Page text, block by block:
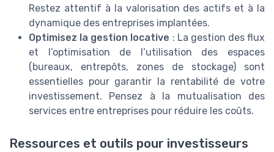
Restez attentif à la valorisation des actifs et à la
dynamique des entreprises implantées.
Optimisez la gestion locative : La gestion des flux
et l’optimisation de l’utilisation des espaces
(bureaux, entrepôts, zones de stockage) sont
essentielles pour garantir la rentabilité de votre
investissement. Pensez à la mutualisation des
services entre entreprises pour réduire les coûts.
Ressources et outils pour investisseurs